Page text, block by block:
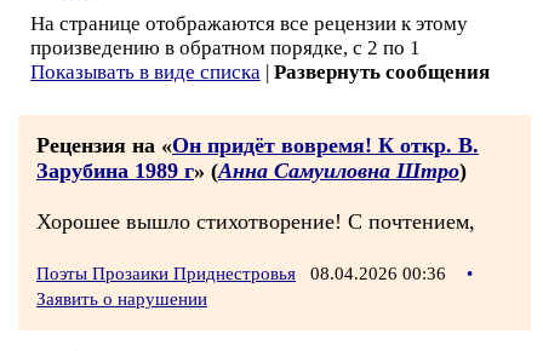
На странице отображаются все рецензии к этому
произведению в обратном порядке, с 2 по 1
Показывать в виде списка | Развернуть сообщения
Рецензия на «Он придёт вовремя! К откр. В.
Зарубина 1989 г» (Анна Самуиловна Штро)
Хорошее вышло стихотворение! С почтением,
Поэты Прозаики Приднестровья 08.04.2026 00:36
•
Заявить о нарушении